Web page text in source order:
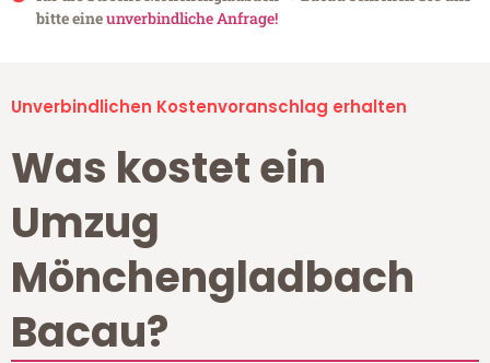
bitte eineunverbindliche Anfrage!
Unverbindlichen Kostenvoranschlag erhalten
Was kostet ein
Umzug
Mönchengladbach
Bacau?